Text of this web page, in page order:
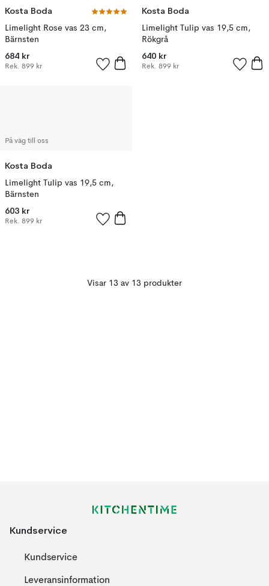
Kosta Boda
Limelight Rose vas 23 cm,
Bärnsten
684 kr
Rek. 899 kr
Kosta Boda
Limelight Tulip vas 19,5 cm,
Rökgrå
640 kr
Rek. 899 kr
På väg till oss
Kosta Boda
Limelight Tulip vas 19,5 cm,
Bärnsten
603 kr
Rek. 899 kr
Visar 13 av 13 produkter
Kundservice
Kundservice
Leveransinformation